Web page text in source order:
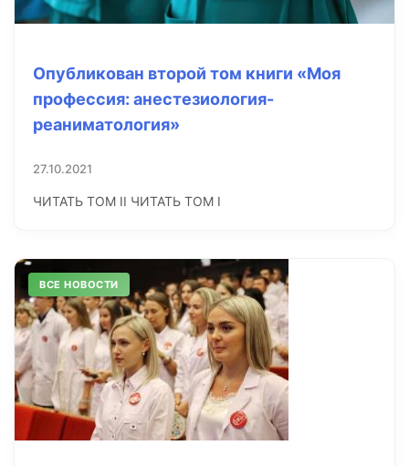
Опубликован второй том книги «Моя
профессия: анестезиология-
реаниматология»
27.10.2021
ЧИТАТЬ ТОМ II ЧИТАТЬ ТОМ I
ВСЕ НОВОСТИ